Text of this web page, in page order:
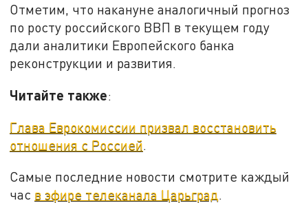
Отметим, что накануне аналогичный прогноз
по росту российского ВВП в текущем году
дали аналитики Европейского банка
реконструкции и развития.
Читайте также:
Глава Еврокомиссии призвал восстановить
отношения с Россией.
Самые последние новости смотрите каждый
час в эфире телеканала Царьград